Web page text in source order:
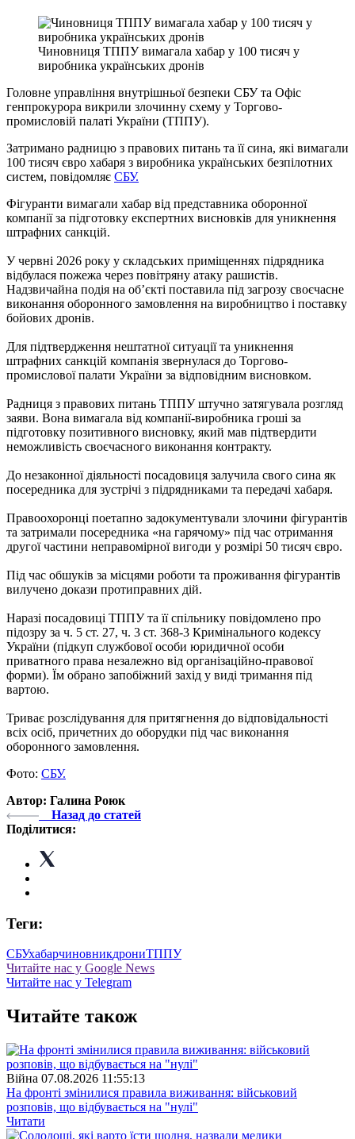
Чиновниця ТППУ вимагала хабар у 100 тисяч у
виробника українських дронів
Головне управління внутрішньої безпеки СБУ та Офіс
генпрокурора викрили злочинну схему у Торгово-
промисловій палаті України (ТППУ).
Затримано радницю з правових питань та її сина, які вимагали
100 тисяч євро хабаря з виробника українських безпілотних
систем, повідомляє СБУ.
Фігуранти вимагали хабар від представника оборонної
компанії за підготовку експертних висновків для уникнення
штрафних санкцій.
У червні 2026 року у складських приміщеннях підрядника
відбулася пожежа через повітряну атаку рашистів.
Надзвичайна подія на об’єкті поставила під загрозу своєчасне
виконання оборонного замовлення на виробництво і поставку
бойових дронів.
Для підтвердження нештатної ситуації та уникнення
штрафних санкцій компанія звернулася до Торгово-
промислової палати України за відповідним висновком.
Радниця з правових питань ТППУ штучно затягувала розгляд
заяви. Вона вимагала від компанії-виробника гроші за
підготовку позитивного висновку, який мав підтвердити
неможливість своєчасного виконання контракту.
До незаконної діяльності посадовиця залучила свого сина як
посередника для зустрічі з підрядниками та передачі хабаря.
Правоохоронці поетапно задокументували злочини фігурантів
та затримали посередника «на гарячому» під час отримання
другої частини неправомірної вигоди у розмірі 50 тисяч євро.
Під час обшуків за місцями роботи та проживання фігурантів
вилучено докази протиправних дій.
Наразі посадовиці ТППУ та її спільнику повідомлено про
підозру за ч. 5 ст. 27, ч. 3 ст. 368-3 Кримінального кодексу
України (підкуп службової особи юридичної особи
приватного права незалежно від організаційно-правової
форми). Їм обрано запобіжний захід у виді тримання під
вартою.
Триває розслідування для притягнення до відповідальності
всіх осіб, причетних до оборудки під час виконання
оборонного замовлення.
Фото: СБУ.
Автор: Галина Роюк
Назад до статей
Поділитися:
Теги:
СБУхабарчиновникдрониТППУ
Читайте нас у Google News
Читайте нас у Telegram
Читайте також
Війна 07.08.2026 11:55:13
На фронті змінилися правила виживання: військовий
розповів, що відбувається на "нулі"
Читати